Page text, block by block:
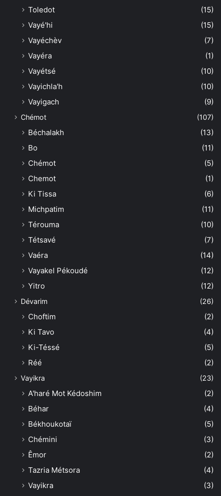
Toledot
(15)
Vayé'hi
(15)
Vayéchèv
(7)
Vayéra
(1)
Vayétsé
(10)
Vayichla'h
(10)
Vayigach
(9)
Chémot (107)
Béchalakh
(13)
Bo
(11)
Chémot
(5)
Chemot
(1)
Ki Tissa
(6)
Michpatim
(11)
Térouma
(10)
Tétsavé
(7)
Vaéra
(14)
Vayakel Pékoudé
(12)
Yitro
(12)
Dévarim (26)
Choftim
(2)
Ki Tavo
(4)
Ki-Téssé
(5)
Réé
(2)
Vayikra (23)
A'haré Mot Kédoshim
(2)
Béhar
(4)
Békhoukotaï
(5)
Chémini
(3)
Êmor
(2)
Tazria Métsora
(4)
Vayikra
(3)